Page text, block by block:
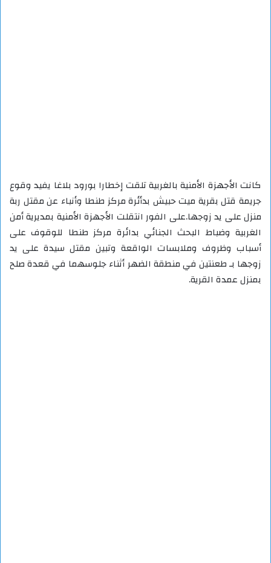
كانت الأجهزة الأمنية بالغربية تلقت إخطارا بورود بلاغا يفيد وقوع
جريمة قتل بقرية ميت حبيش بدأئرة مركز طنطا وأنباء عن مقتل ربة
منزل على يد زوجها.على الفور انتقلت الأجهزة الأمنية بمديرية أمن
الغربية وضباط البحث الجنائي بدائرة مركز طنطا للوقوف على
أسباب وظروف وملابسات الواقعة وتبين مقتل سيدة على يد
زوجها بـ طعنتين في منطقة الضهر أثناء جلوسهما في قعدة صلح
بمنزل عمدة القرية.